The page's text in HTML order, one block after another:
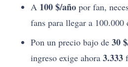
A 100 $/año por fan,
fans para llegar a 100.000
Pon un precio bajo de30
ingreso exige ahora3.333